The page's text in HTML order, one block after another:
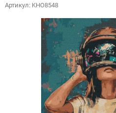
Артикул: KHO8548